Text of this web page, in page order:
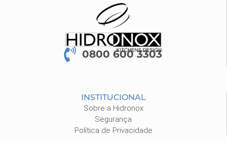
0800 600 3303
INSTITUCIONAL
Sobre a Hidronox
Segurança
Política de Privacidade